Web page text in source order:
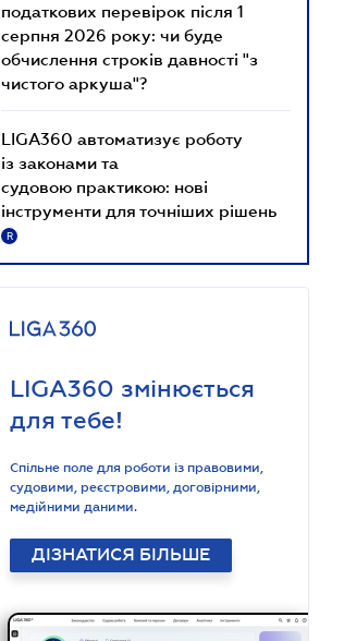
податкових перевірок після 1
серпня 2026 року: чи буде
обчислення строків давності "з
чистого аркуша"?
LIGA360 автоматизує роботу
із законами та
судовою практикою: нові
інструменти для точніших рішень
R
LIGA360 змінюється
для тебе!
Спільне поле для роботи із правовими,
судовими, реєстровими, договірними,
медійними даними.
ДІЗНАТИСЯ БІЛЬШЕ